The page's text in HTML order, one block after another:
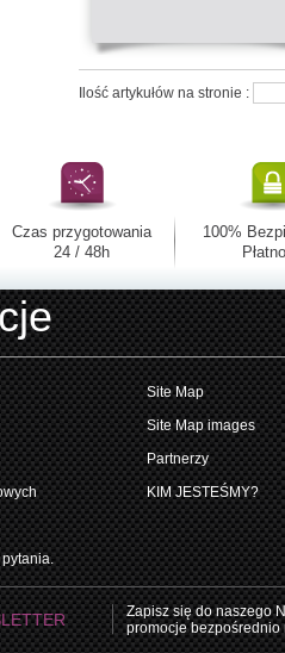
Ilość artykułów na stronie :
Czas przygotowania
24 / 48h
100%
Site Map
Site Map images
Partnerzy
KIM JESTEŚMY?
Zapisz się do naszego
promocje bezpośrednio